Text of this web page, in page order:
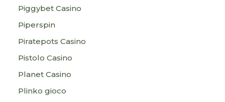
Piggybet Casino
Piperspin
Piratepots Casino
Pistolo Casino
Planet Casino
Plinko gioco